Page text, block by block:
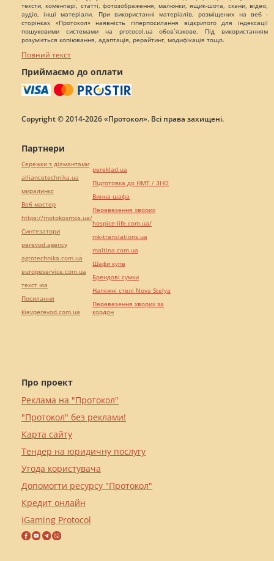
тексти, коментарі, статті, фотозображення, малюнки, ящик-шота, скани, відео,
аудіо, інші матеріали. При використанні матеріалів, розміщених на веб -
сторінках «Протокол» наявність гіперпосилання відкритого для індексації
пошуковими системами на protocol.ua обов`язкове. Під використанням
розуміється копіювання, адаптація, рерайтинг, модифікація тощо.
Повний текст
Приймаємо до оплати
Copyright © 2014-2026 «Протокол». Всі права захищені.
Про проект
Реклама на "Протокол"
"Протокол" без реклами!
Карта сайту
Тендер на юридичну послугу
Угода користувача
Допомогти ресурсу "Протокол"
Кредит онлайн
iGaming Protocol
Партнери
Сережки з діамантами
alliancetechnika.ua
миралинкс
Веб мастер
https://motokosmos.ua/
Синтезатори
perevod.agency
agrotechnika.com.ua
europeservice.com.ua
текст юа
Посилання
kievperevod.com.ua
pereklad.ua
Підготовка до НМТ / ЗНО
Винна шафа
Перевезення хворих
hospice-life.com.ua/
mk-translations.ua
maltina.com.ua
Шафи купе
Брендові сумки
Натяжні стелі Nova Stelya
Перевезення хворих за
кордон